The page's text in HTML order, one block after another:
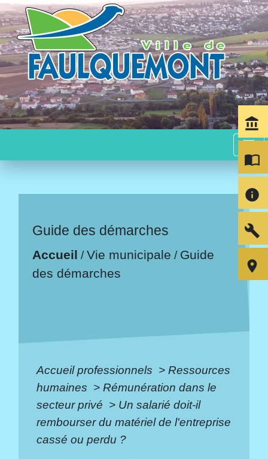
menu
Guide des démarches
Accueil /Vie municipale / Guide
des démarches
Accueil professionnels > Ressources
humaines > Rémunération dans le
secteur privé > Un salarié doit-il
rembourser du matériel de l'entreprise
cassé ou perdu ?
account_balance
import_contacts
info
build
room